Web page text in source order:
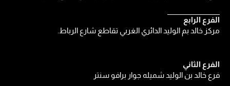
الفرع الثاني
فرع خالد بن الوليد شميله جوار برافو سنتر
الفرع الرابع
مركز خالد بم الوليد الدائري الغربي تقاطع شارع الرباط.